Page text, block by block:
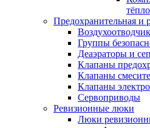
Предохранительная и
Группы
Деаэраторы и
Клапаны
Клапаны
Клапаны
Сервоприводы
Ревизионные люки
Люки